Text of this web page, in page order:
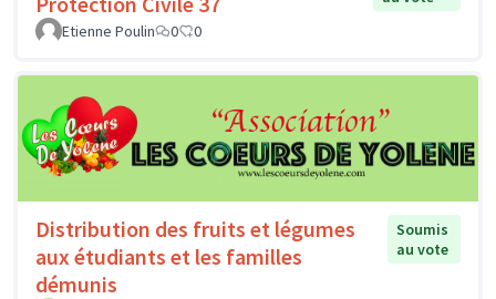
Etienne Poulin
0 0
Distribution des fruits et légumes
aux étudiants et les familles
démunis
Soumis
au vote